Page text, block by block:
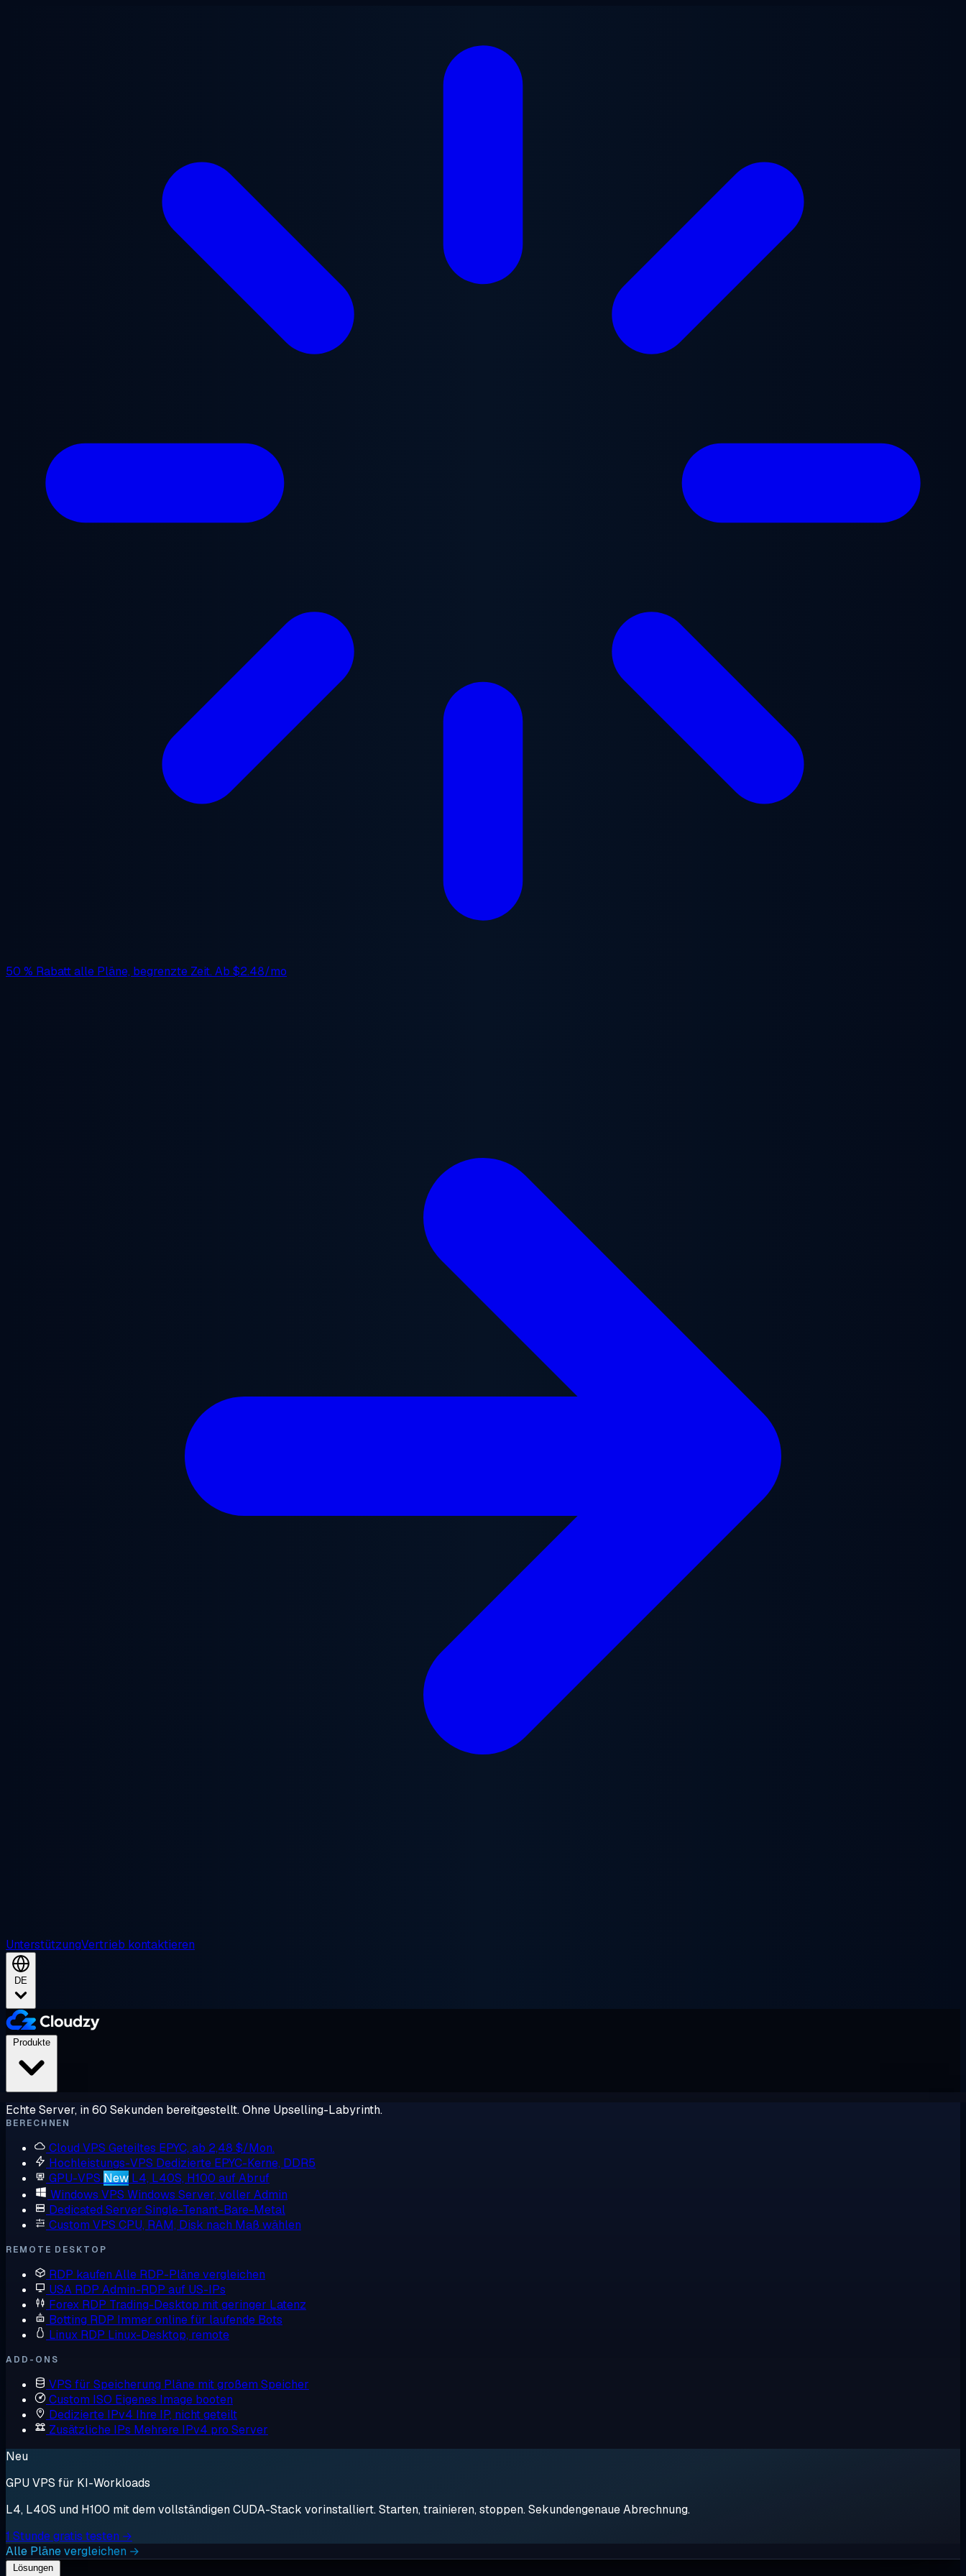
50 % Rabattalle Pläne, begrenzte Zeit. Ab $2.48/mo
UnterstützungVertrieb kontaktieren
DE
Echte Server, in 60 Sekunden bereitgestellt. Ohne Upselling-Labyrinth.
BERECHNEN
Cloud VPS Geteiltes EPYC, ab 2,48 $/Mon.
Hochleistungs-VPS Dedizierte EPYC-Kerne, DDR5
GPU-VPS New L4, L40S, H100 auf Abruf
Windows VPS Windows Server, voller Admin
Dedicated Server Single-Tenant-Bare-Metal
Custom VPS CPU, RAM, Disk nach Maß wählen
REMOTE DESKTOP
RDP kaufen Alle RDP-Pläne vergleichen
USA RDP Admin-RDP auf US-IPs
Forex RDP Trading-Desktop mit geringer Latenz
Botting RDP Immer online für laufende Bots
Linux RDP Linux-Desktop, remote
ADD-ONS
VPS für Speicherung Pläne mit großem Speicher
Custom ISO Eigenes Image booten
Dedizierte IPv4 Ihre IP, nicht geteilt
Zusätzliche IPs Mehrere IPv4 pro Server
Neu
GPU VPS für KI-Workloads
L4, L40S und H100 mit dem vollständigen CUDA-Stack vorinstalliert. Starten, trainieren, stoppen. Sekundengenaue Abrechnung.
1 Stunde gratis testen →
Alle Pläne vergleichen →